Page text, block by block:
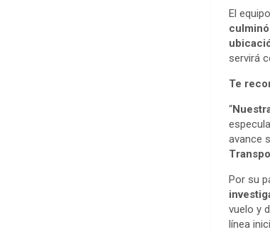
El
servirá
Te
“
avance
Por su
vuelo y
línea